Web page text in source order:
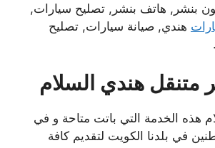
بنشر, هاتف بنشر, تصليح سيارات,
هندي, صيانة سيارات, تصليح
متنقل هندي السلام
هذه الخدمة التي باتت متاحة و في
في بلدنا الكويت لتقديم كافة